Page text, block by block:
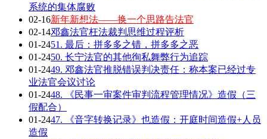
系统的集体腐败
02-16新年新想法——换一个思路告法官
02-14邓鑫法官枉法裁判思维过程评析
01-2451. 最后：拼多多之错，拼多多之恶
01-2450. 长宁法官的其他徇私舞弊行为追踪
01-2449. 邓鑫法官推脱错误判决责任：称本案已经过专
业法官会议讨论
01-2448. 《民事一审案件审判流程管理情况》造假（三
假配合）
01-2447. 《音字转换记录》也造假：开庭时间造假+人员
造假